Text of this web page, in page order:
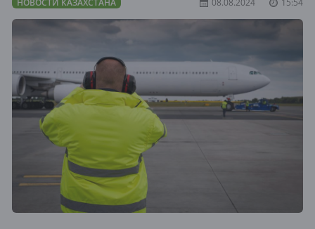
НОВОСТИ КАЗАХСТАНА 08.08.2024 15:54